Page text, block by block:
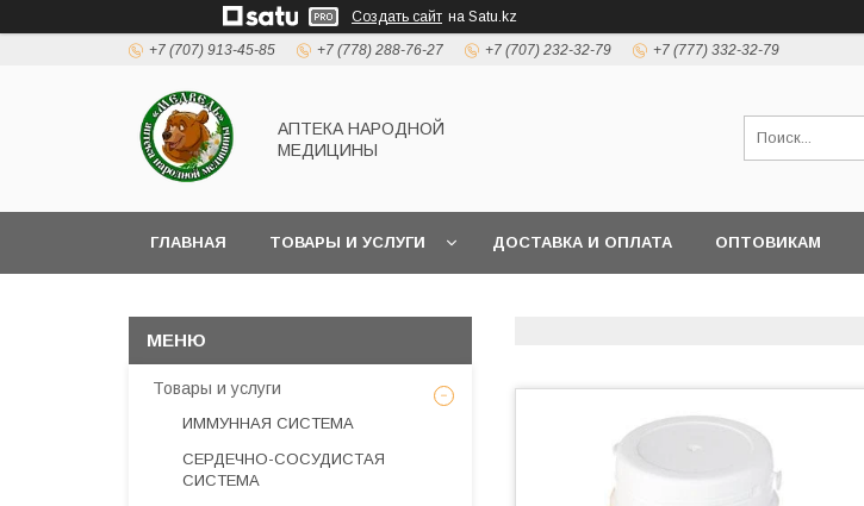
Создать сайт на Satu.kz
+7 (707) 913-45-85 +7 (778) 288-76-27 +7 (707) 232-32-79 +7 (777) 332-32-79
АПТЕКА НАРОДНОЙ
МЕДИЦИНЫ
ГЛАВНАЯ ТОВАРЫ И УСЛУГИ ДОСТАВКА И ОПЛАТА ОПТОВИКАМ
Товары и услуги
ИММУННАЯ СИСТЕМА
СЕРДЕЧНО-СОСУДИСТАЯ
СИСТЕМА